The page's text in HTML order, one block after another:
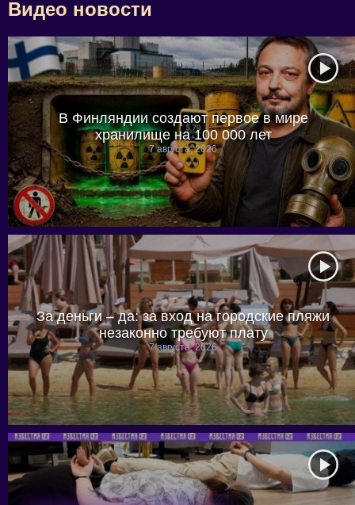
Видео новости
В Финляндии создают первое в мире
хранилище на 100 000 лет
7 августа, 2026
За деньги – да: за вход на городские пляжи
незаконно требуют плату
7 августа, 2026